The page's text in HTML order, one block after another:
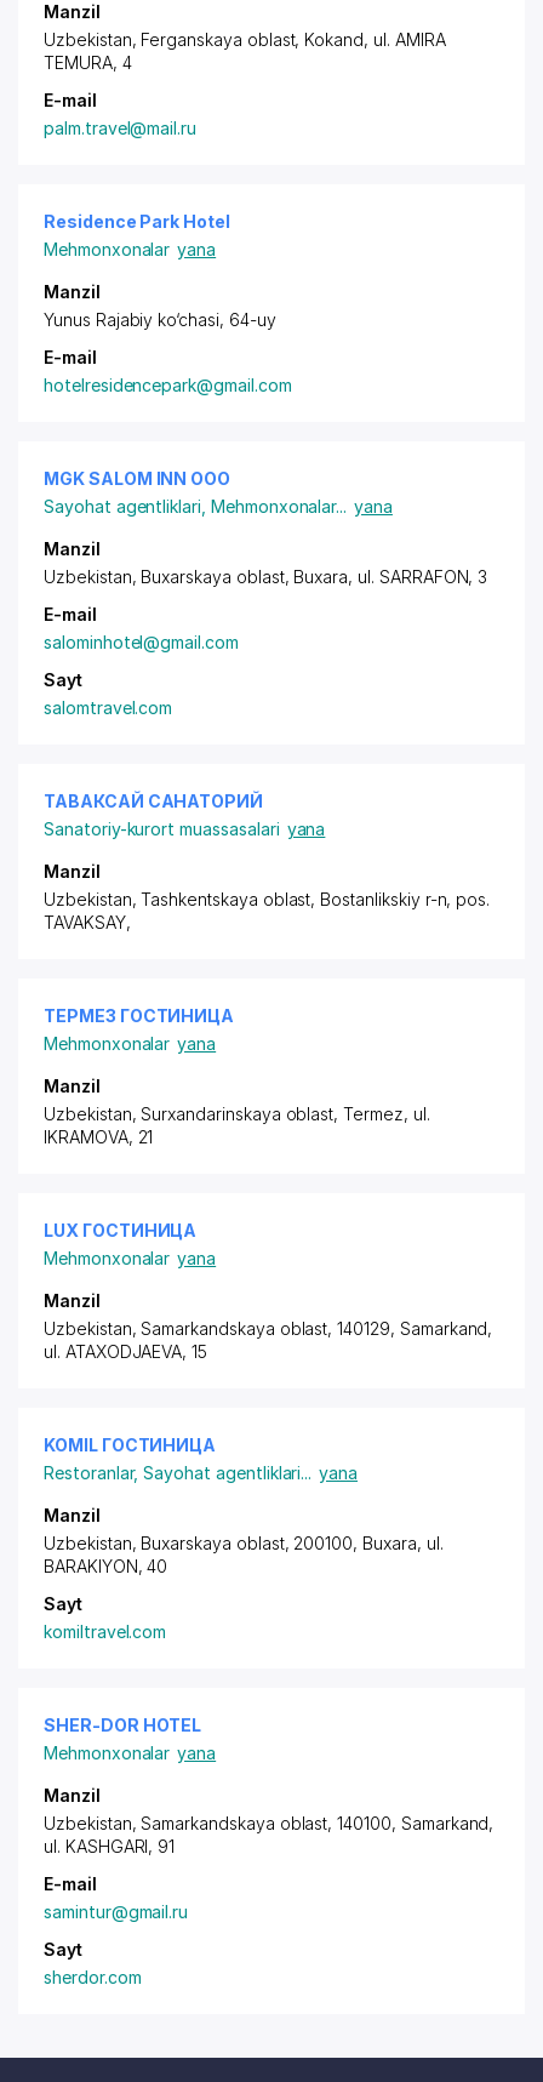
Manzil
Uzbekistan, Ferganskaya oblast, Kokand, ul. AMIRA
TEMURA, 4
E-mail
palm.travel@mail.ru
Residence Park Hotel
Mehmonxonalar yana
Manzil
Yunus Rajabiy ko‘chasi, 64-uy
E-mail
hotelresidencepark@gmail.com
MGK SALOM INN ООО
Sayohat agentliklari Mehmonxonalar... yana
Manzil
Uzbekistan, Buxarskaya oblast, Buxara, ul. SARRAFON, 3
E-mail
salominhotel@gmail.com
Sayt
salomtravel.com
ТАВАКСАЙ САНАТОРИЙ
Sanatoriy-kurort muassasalari yana
Manzil
Uzbekistan, Tashkentskaya oblast, Bostanlikskiy r-n, pos.
TAVAKSAY,
ТЕРМЕЗ ГОСТИНИЦА
Mehmonxonalar yana
Manzil
Uzbekistan, Surxandarinskaya oblast, Termez, ul.
IKRAMOVA, 21
LUX ГОСТИНИЦА
Mehmonxonalar yana
Manzil
Uzbekistan, Samarkandskaya oblast, 140129, Samarkand,
ul. ATAXODJAEVA, 15
KOMIL ГОСТИНИЦА
Restoranlar,Sayohat agentliklari... yana
Manzil
Uzbekistan, Buxarskaya oblast, 200100, Buxara, ul.
BARAKIYON, 40
Sayt
komiltravel.com
SHER-DOR HOTEL
Mehmonxonalar yana
Manzil
Uzbekistan, Samarkandskaya oblast, 140100, Samarkand,
ul. KASHGARI, 91
E-mail
samintur@gmail.ru
Sayt
sherdor.com